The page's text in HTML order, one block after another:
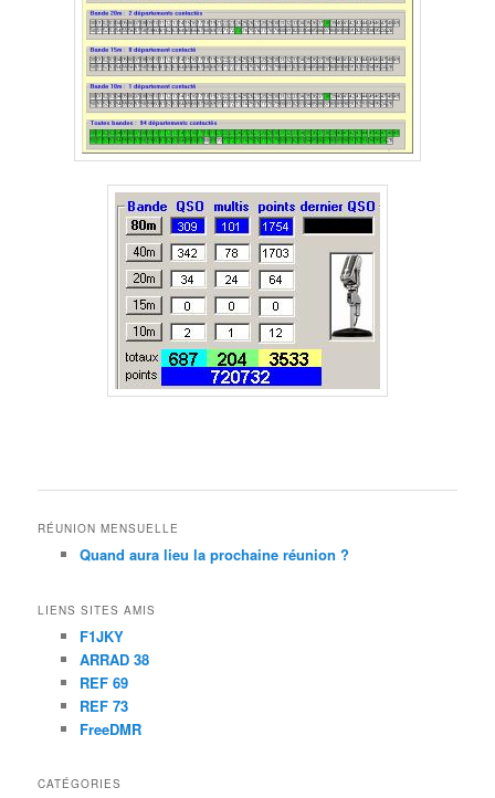
RÉUNION MENSUELLE
Quand aura lieu la prochaine réunion ?
LIENS SITES AMIS
F1JKY
ARRAD 38
REF 69
REF 73
FreeDMR
CATÉGORIES